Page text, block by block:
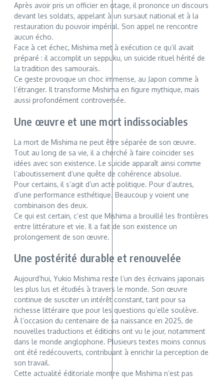
Après avoir pris un officier en otage, il prononce un discours
devant les soldats, appelant à un sursaut national et à la
restauration du pouvoir impérial. Son appel ne rencontre
aucun écho.
Face à cet échec, Mishima met à exécution ce qu’il avait
préparé : il accomplit un seppuku, un suicide rituel hérité de
la tradition des samouraïs.
Ce geste provoque un choc immense, au Japon comme à
l’étranger. Il transforme Mishima en figure mythique, mais
aussi profondément controversée.
Une œuvre et une mort indissociables
La mort de Mishima ne peut être séparée de son œuvre.
Tout au long de sa vie, il a cherché à faire coïncider ses
idées avec son existence. Le suicide apparaît ainsi comme
l’aboutissement d’une quête de cohérence absolue.
Pour certains, il s’agit d’un acte politique. Pour d’autres,
d’une performance esthétique. Beaucoup y voient une
combinaison des deux.
Ce qui est certain, c’est que Mishima a brouillé les frontières
entre littérature et vie. Il a fait de son existence un
prolongement de son œuvre.
Une postérité durable et renouvelée
Aujourd’hui, Yukio Mishima reste l’un des écrivains japonais
les plus lus et étudiés à travers le monde. Son œuvre
continue de susciter un intérêt constant, tant pour sa
richesse littéraire que pour les questions qu’elle soulève.
À l’occasion du centenaire de sa naissance en 2025, de
nouvelles traductions et éditions ont vu le jour, notamment
dans le monde anglophone. Plusieurs textes moins connus
ont été redécouverts, contribuant à enrichir la perception de
son travail.
Cette actualité éditoriale montre que Mishima n’est pas